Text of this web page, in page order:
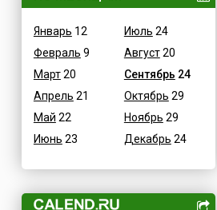
Январь 12
Февраль 9
Март20
Апрель 21
Май 22
Июнь 23
Июль 24
Август20
Сентябрь 24
Октябрь 29
Ноябрь 29
Декабрь 24